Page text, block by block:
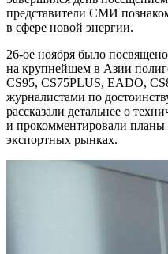
представители СМИ
в сфере новой энергии.
26-ое ноября было
на крупнейшем в Азии
CS95, CS75PLUS, EADO,
журналистами по
рассказали детальнее о
и прокомментировали
экспортных рынках.